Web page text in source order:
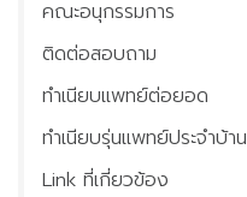
คณะอนุกรรมการ
ติดต่อสอบถาม
ทำเนียบแพทย์ต่อยอด
ทำเนียบรุ่นแพทย์ประจำบ้าน
Link ที่เกี่ยวข้อง